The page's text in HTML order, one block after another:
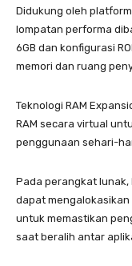
Didukung oleh platform
lompatan performa
6GB dan konfigurasi
memori dan ruang
Teknologi RAM
RAM secara virtual
penggunaan sehari-
Pada perangkat lunak,
dapat
untuk memastikan
saat beralih antar